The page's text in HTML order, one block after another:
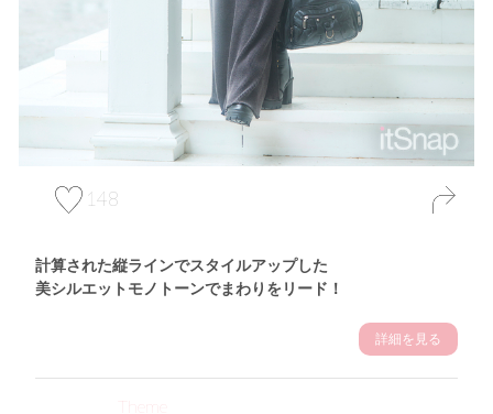
148
計算された縦ラインでスタイルアップした
美シルエットモノトーンでまわりをリード！
詳細を見る
Theme